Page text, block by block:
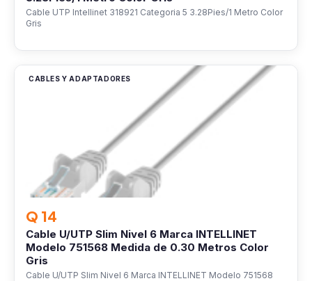
Cable UTP Intellinet 318921 Categoria 5 3.28Pies/1 Metro Color
Gris
CABLES Y ADAPTADORES
Q 14
Cable U/UTP Slim Nivel 6 Marca INTELLINET
Modelo 751568 Medida de 0.30 Metros Color
Gris
Cable U/UTP Slim Nivel 6 Marca INTELLINET Modelo 751568